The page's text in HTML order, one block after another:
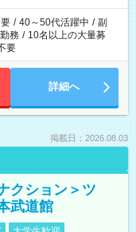
/ 40～50代活躍中 / 副
務 / 10名以上の大量募
要
詳細へ
掲載日：2026.08.03
クション＞ツ
武道館